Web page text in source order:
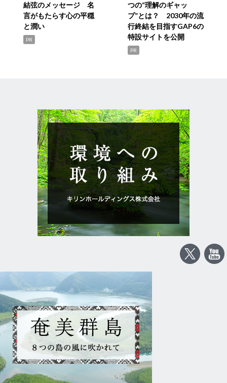
結弦のメッセージ 名
言がもたらす心の平穏
と潤い
PR
つの“理解のギャッ
プ”とは？ 2030年の流
行終結を目指すGAP6の
特設サイトを公開
PR